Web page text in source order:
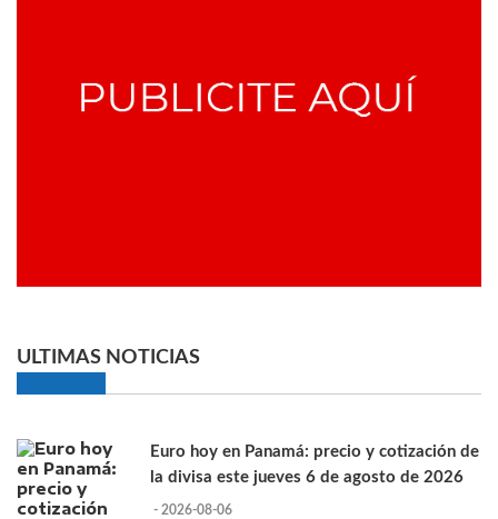
ULTIMAS NOTICIAS
Euro hoy en Panamá: precio y cotización de
la divisa este jueves 6 de agosto de 2026
- 2026-08-06